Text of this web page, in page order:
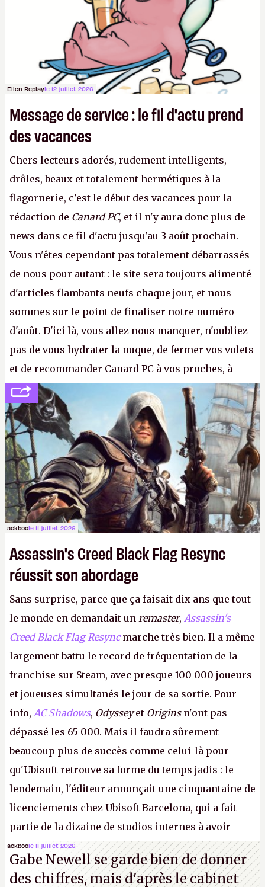
aux adultes, qui ne sont jamais que des enfants
avec du pouvoir d'achat.P.
Ellen Replayle 12 juillet 2026
Message de service : le fil d'actu prend
des vacances
Chers lecteurs adorés, rudement intelligents,
drôles, beaux et totalement hermétiques à la
flagornerie, c'est le début des vacances pour la
rédaction de Canard PC, et il n'y aura donc plus de
news dans ce fil d'actu jusqu'au 3 août prochain.
Vous n'êtes cependant pas totalement débarrassés
de nous pour autant : le site sera toujours alimenté
d'articles flambants neufs chaque jour, et nous
sommes sur le point de finaliser notre numéro
d'août. D'ici là, vous allez nous manquer, n'oubliez
pas de vous hydrater la nuque, de fermer vos volets
et de recommander Canard PC à vos proches, à
votre famille et aux inconnus que vous croisez
dans la rue. Bon été à tous ! –ER.
ackboole 11 juillet 2026
Assassin's Creed Black Flag Resync
réussit son abordage
Sans surprise, parce que ça faisait dix ans que tout
le monde en demandait un remaster, Assassin's
Creed Black Flag Resyncmarche très bien. Il a même
largement battu le record de fréquentation de la
franchise sur Steam, avec presque 100 000 joueurs
et joueuses simultanés le jour de sa sortie. Pour
info, AC Shadows, Odysseyet Originsn'ont pas
dépassé les 65 000. Mais il faudra sûrement
beaucoup plus de succès comme celui-là pour
qu'Ubisoft retrouve sa forme du temps jadis : le
lendemain, l'éditeur annonçait une cinquantaine de
licenciements chez Ubisoft Barcelona, qui a fait
partie de la dizaine de studios internes à avoir
travaillé sur cetAssassin's Creedsous la direction
d'Ubisoft Singapour.A.
ackboole 11 juillet 2026
Gabe Newell se garde bien de donner
des chiffres, mais d'après le cabinet